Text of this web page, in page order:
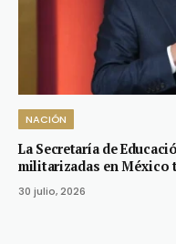
NACIÓN
La Secretaría de
militarizadas en México
30 julio, 2026